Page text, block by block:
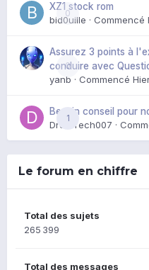
0
XZ1 stock rom
bid0uille · Commencé
0
Assurez 3 points à
conduire avec
yanb · Commencé
1
Besoin conseil pour
DroidTech007 ·
Le forum en chiffre
Total des sujets
265 399
Total des messages